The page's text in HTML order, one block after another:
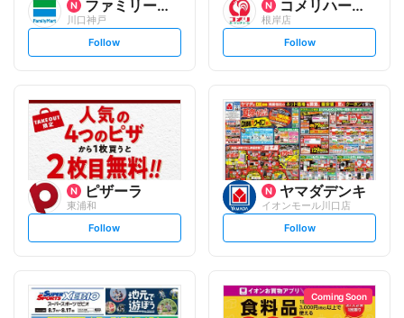
ファミリーマート
川口神戸
s
l
o
w
Follow
コメリハード&グリーン
根岸店
s
l
o
w
Follow
ピザーラ
東浦和
s
l
o
w
Follow
ヤマダデンキ
イオンモール川口店
s
l
o
w
Follow
Coming Soon